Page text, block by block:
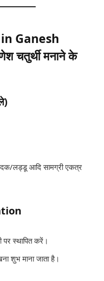
Ganesh
मनाने के
लड्डू आदि सामग्री एकत्र
पर स्थापित करें।
शुभ माना जाता है।